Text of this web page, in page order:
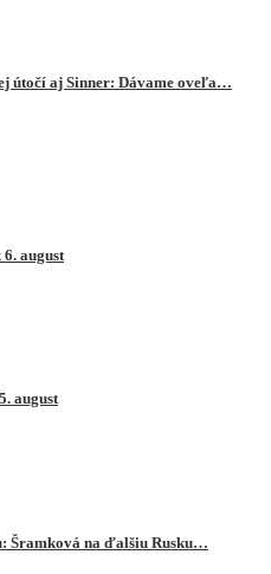
útočí aj Sinner: Dávame oveľa…
august
august
Šramková na ďalšiu Rusku…